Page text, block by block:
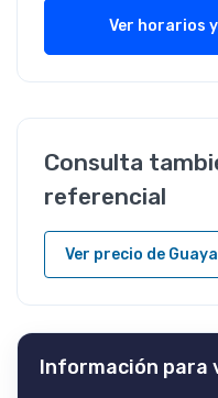
Ver horarios
Consulta
referencial
Ver precio de
Información para